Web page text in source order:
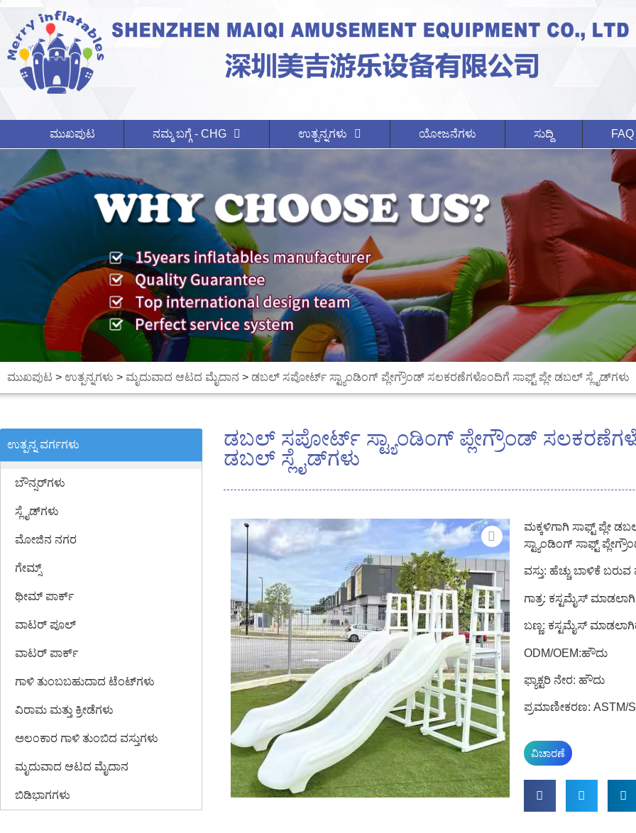
ಮುಖಪುಟ ನಮ್ಮ ಬಗ್ಗೆ - CHG ಉತ್ಪನ್ನಗಳು ಯೋಜನೆಗಳು ಸುದ್ದಿ FAQ
ಮುಖಪುಟ > ಉತ್ಪನ್ನಗಳು > ಮೃದುವಾದ ಆಟದ ಮೈದಾನ > ಡಬಲ್ ಸಪೋರ್ಟ್ ಸ್ಟ್ಯಾಂಡಿಂಗ್ ಪ್ಲೇಗ್ರೌಂಡ್ ಸಲಕರಣೆಗಳೊಂದಿಗೆ ಸಾಫ್ಟ್ ಪ್ಲೇ ಡಬಲ್ ಸ್ಲೈಡ್‌ಗಳು
ಉತ್ಪನ್ನ ವರ್ಗಗಳು
ಬೌನ್ಸರ್‌ಗಳು
ಸ್ಲೈಡ್‌ಗಳು
ಮೋಜಿನ ನಗರ
ಗೇಮ್ಸ್
ಥೀಮ್ ಪಾರ್ಕ್
ವಾಟರ್ ಪೂಲ್
ವಾಟರ್ ಪಾರ್ಕ್
ಗಾಳಿ ತುಂಬಬಹುದಾದ ಟೆಂಟ್‌ಗಳು
ವಿರಾಮ ಮತ್ತು ಕ್ರೀಡೆಗಳು
ಅಲಂಕಾರ ಗಾಳಿ ತುಂಬಿದ ವಸ್ತುಗಳು
ಮೃದುವಾದ ಆಟದ ಮೈದಾನ
ಬಿಡಿಭಾಗಗಳು
ಡಬಲ್ ಸಪೋರ್ಟ್ ಸ್ಟ್ಯಾಂಡಿಂಗ್ ಪ್ಲೇಗ್ರೌಂಡ್
ಡಬಲ್ ಸ್ಲೈಡ್‌ಗಳು
ಮಕ್ಕಳಿಗಾಗಿ ಸಾಫ್ಟ್ ಪ್ಲೇ
ಸ್ಟ್ಯಾಂಡಿಂಗ್ ಸಾಫ್ಟ್
ವಸ್ತು: ಹೆಚ್ಚು ಬಾಳಿಕೆ ಬರುವ
ಗಾತ್ರ: ಕಸ್ಟಮೈಸ್
ಬಣ್ಣ: ಕಸ್ಟಮೈಸ್
ODM/OEM:ಹೌದು
ಫ್ಯಾಕ್ಟರಿ ನೇರ: ಹೌದು
ಪ್ರಮಾಣೀಕರಣ: ASTM/
ವಿಚಾರಣೆ